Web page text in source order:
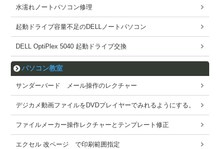
水濡れノートパソコン修理
起動ドライブ容量不足のDELLノートパソコン
DELL OptiPlex 5040 起動ドライブ交換
パソコン教室
サンダーバード メール操作のレクチャー
デジカメ動画ファイルをDVDプレイヤーでみれるようにする。
ファイルメーカー操作レクチャーとテンプレート修正
エクセル 改ページ で印刷範囲指定